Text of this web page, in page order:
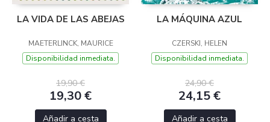
LA VIDA DE LAS ABEJAS
MAETERLINCK, MAURICE
Disponibilidad inmediata.
19,90 €
19,30 €
Añadir a cesta
LA MÁQUINA AZUL
CZERSKI, HELEN
Disponibilidad inmediata.
24,90 €
24,15 €
Añadir a cesta